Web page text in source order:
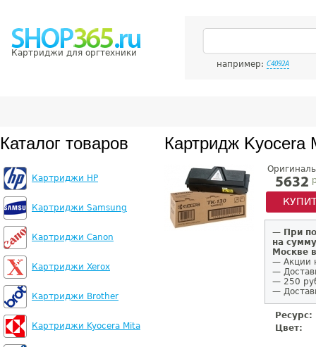
Картриджи для оргтехники
например: C4092A
Каталог товаров
Картриджи HP
Картриджи Samsung
Картриджи Canon
Картриджи Xerox
Картриджи Brother
Картриджи Kyocera Mita
Картридж Kyocera
5632
— При
на
Москве
— Акции
—
— 250
—
Ресурс:
Цвет: